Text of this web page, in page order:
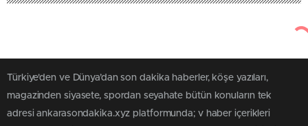
Türkiye'den ve Dünya’dan son dakika haberler, köşe yazıları,
magazinden siyasete, spordan seyahate bütün konuların tek
adresi ankarasondakika.xyz platformunda; v haber içerikleri